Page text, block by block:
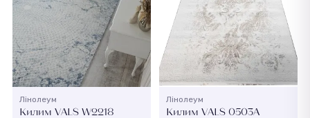
Лінолеум
Килим VALS W2218
Лінолеум
Килим VALS 0503A